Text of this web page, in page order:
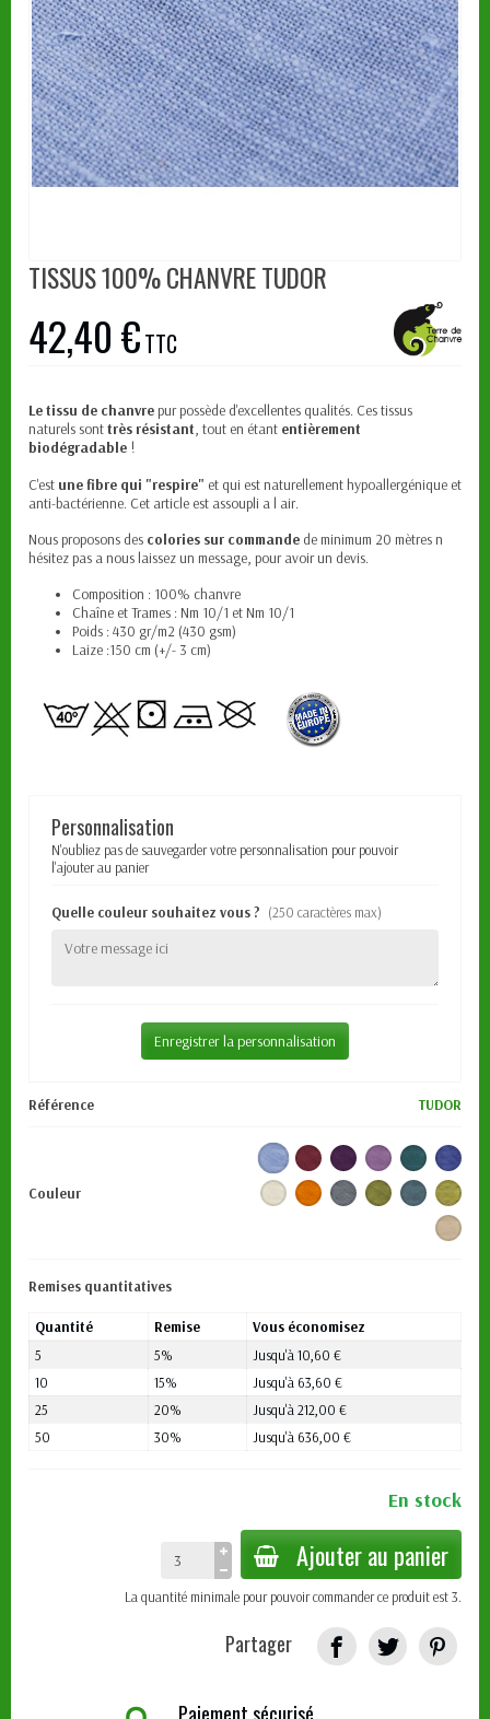
TISSUS 100% CHANVRE TUDOR
42,40 €TTC
Le tissu de chanvre pur possède d'excellentes qualités. Ces tissus
naturels sonttrès résistant , tout en étant entièrement
biodégradable !
C'est une fibre qui "respire" et qui est naturellement hypoallergénique et
anti-bactérienne. Cet article est assoupli a l air.
Nous proposons des colories sur commande de minimum 20 mètres n
hésitez pas a nous laissez un message, pour avoir un devis.
Composition : 100% chanvre
Chaîne et Trames : Nm 10/1 et Nm 10/1
Poids : 430 gr/m2 (430 gsm)
Laize :150 cm (+/- 3 cm)
Personnalisation
N'oubliez pas de sauvegarder votre personnalisation pour pouvoir
l'ajouter au panier
Quelle couleur souhaitez vous ? (250 caractères max)
Enregistrer la personnalisation
Référence TUDOR
Couleur
Remises quantitatives
Quantité Remise
Vous économisez
5
5%
Jusqu'à 10,60 €
10
15%
Jusqu'à 63,60 €
25
20%
Jusqu'à 212,00 €
50
30% Jusqu'à 636,00 €
En stock
Ajouter au panier
La quantité minimale pour pouvoir commander ce produit est 3.
Partager